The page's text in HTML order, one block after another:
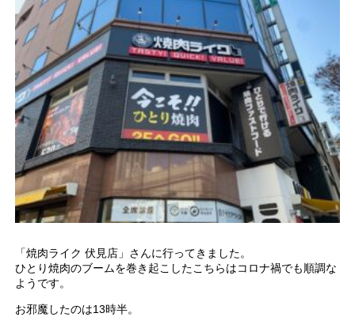
「焼肉ライク 伏見店」さんに行ってきました。
ひとり焼肉のブームを巻き起こしたこちらはコロナ禍でも順調な
ようです。
お邪魔したのは13時半。